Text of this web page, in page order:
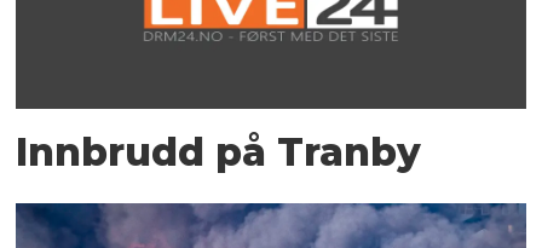
Innbrudd på Tranby